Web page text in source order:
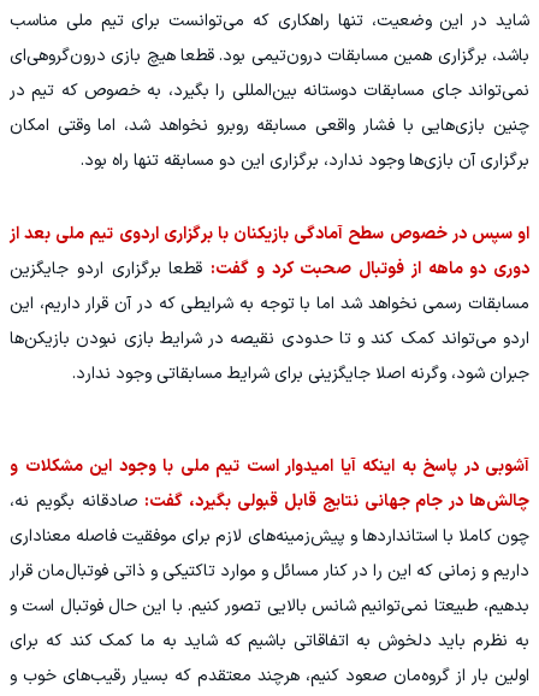
شاید در این وضعیت، تنها راهکاری که می‌توانست برای تیم ملی مناسب
باشد، برگزاری همین مسابقات درون‌تیمی بود. قطعا هیچ بازی درون‌گروهی‌ای
نمی‌تواند جای مسابقات دوستانه بین‌المللی را بگیرد، به خصوص که تیم در
چنین بازی‌هایی با فشار واقعی مسابقه روبرو نخواهد شد، اما وقتی امکان
برگزاری آن بازی‌ها وجود ندارد، برگزاری این دو مسابقه تنها راه بود.
او سپس در خصوص سطح آمادگی بازیکنان با برگزاری اردوی تیم ملی بعد از
دوری دو ماهه از فوتبال صحبت کرد و گفت: قطعا برگزاری اردو جایگزین
مسابقات رسمی نخواهد شد اما با توجه به شرایطی که در آن قرار داریم، این
اردو می‌تواند کمک کند و تا حدودی نقیصه در شرایط بازی نبودن بازیکن‌ها
جبران شود، وگرنه اصلا جایگزینی برای شرایط مسابقاتی وجود ندارد.
آشوبی در پاسخ به اینکه آیا امیدوار است تیم ملی با وجود این مشکلات و
چالش‌ها در جام جهانی نتایج قابل قبولی بگیرد، گفت: صادقانه بگویم نه،
چون کاملا با استانداردها و پیش‌زمینه‌های لازم برای موفقیت فاصله معناداری
داریم و زمانی که این را در کنار مسائل و موارد تاکتیکی و ذاتی فوتبال‌مان قرار
بدهیم، طبیعتا نمی‌توانیم شانس بالایی تصور کنیم. با این حال فوتبال است و
به نظرم باید دلخوش به اتفاقاتی باشیم که شاید به ما کمک کند که برای
اولین بار از گروه‌مان صعود کنیم، هرچند معتقدم که بسیار رقیب‌های خوب و